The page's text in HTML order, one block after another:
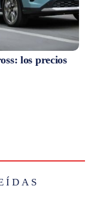
los precios